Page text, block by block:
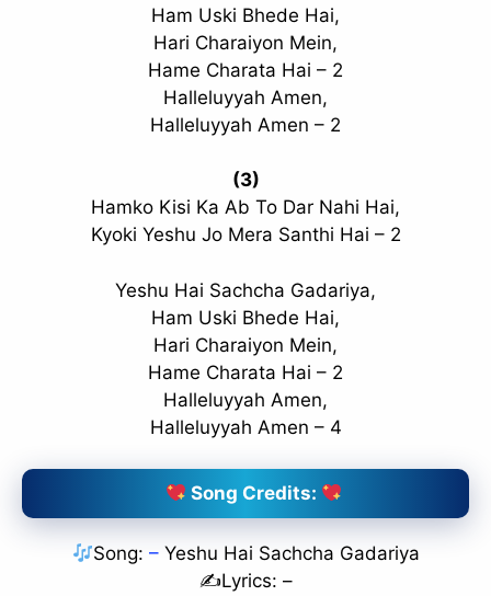
Ham Uski Bhede Hai,
Hari Charaiyon Mein,
Hame Charata Hai – 2
Halleluyyah Amen,
Halleluyyah Amen – 2
(3)
Hamko Kisi Ka Ab To Dar Nahi Hai,
Kyoki Yeshu Jo Mera Santhi Hai – 2
Yeshu Hai Sachcha Gadariya,
Ham Uski Bhede Hai,
Hari Charaiyon Mein,
Hame Charata Hai – 2
Halleluyyah Amen,
Halleluyyah Amen – 4
Song Credits:
Song: –Yeshu Hai Sachcha Gadariya
✍️Lyrics: –